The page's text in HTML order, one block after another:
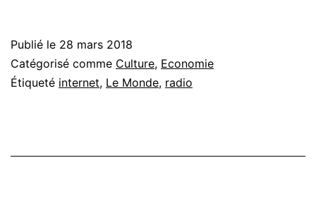
Publié le 28 mars 2018
Catégorisé comme Culture, Economie
Étiqueté internet, Le Monde, radio